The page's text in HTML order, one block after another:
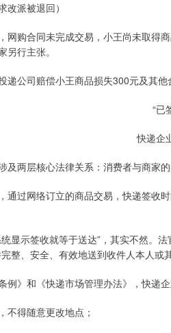
改派被退回）
网购合同未完成交易，小王尚未取得
另行主张。
递公司赔偿小王商品损失300元及其
“已
快递企
及两层核心法律关系：消费者与商家
通过网络订立的商品交易，快递签收
显示签收就等于送达”，其实不然。
整、安全、有效地送到收件人本人或
例》和《快递市场管理办法》，快递企
不得随意更改地点；